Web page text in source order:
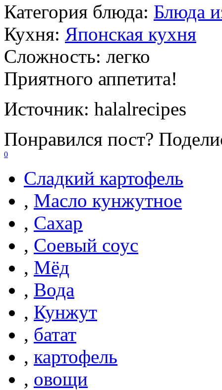
Категория блюда: Блюда
Кухня: Японская кухня
Сложность: легко
Приятного аппетита!
Источник: halalrecipes
Понравился пост?
0
Сладкий картофель
, Масло кунжутное
, Сахар
, Соевый соус
, Мёд
, Вода
, Кунжут
, батат
, картофель
, овощи